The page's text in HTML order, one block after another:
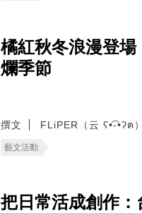
橘紅秋冬浪漫登
爛季節
撰文 FLiPER（云 ʕ•͡-•ʔฅ）
藝文活動
把日常活成創作